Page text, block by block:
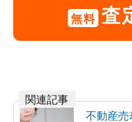
無料 査
不動産